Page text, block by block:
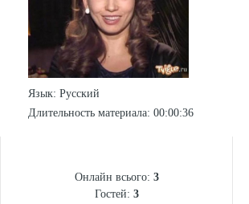
Язык: Русский
Длительность материала: 00:00:36
Онлайн всього: 3
Гостей: 3